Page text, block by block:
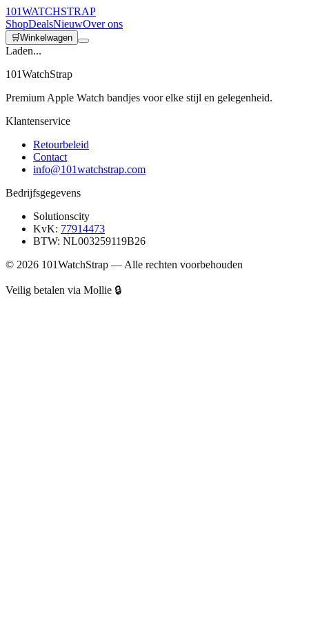
101WATCHSTRAP
ShopDealsNieuwOver ons
🛒Winkelwagen
Laden...
101WatchStrap
Premium Apple Watch bandjes voor elke stijl en gelegenheid.
Klantenservice
Retourbeleid
Contact
info@101watchstrap.com
Bedrijfsgegevens
Solutionscity
KvK: 77914473
BTW: NL003259119B26
© 2026 101WatchStrap — Alle rechten voorbehouden
Veilig betalen via Mollie 🔒